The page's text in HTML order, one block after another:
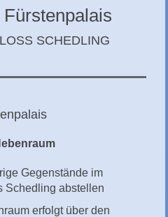
SCHEDLING
Gegenstände im
Schedling abstellen
erfolgt über den